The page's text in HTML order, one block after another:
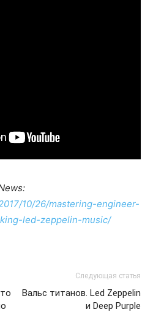
10/26/mastering-engineer-
led-zeppelin-music/
Следующая статья
Вальс титанов. Led Zeppelin
и Deep Purple